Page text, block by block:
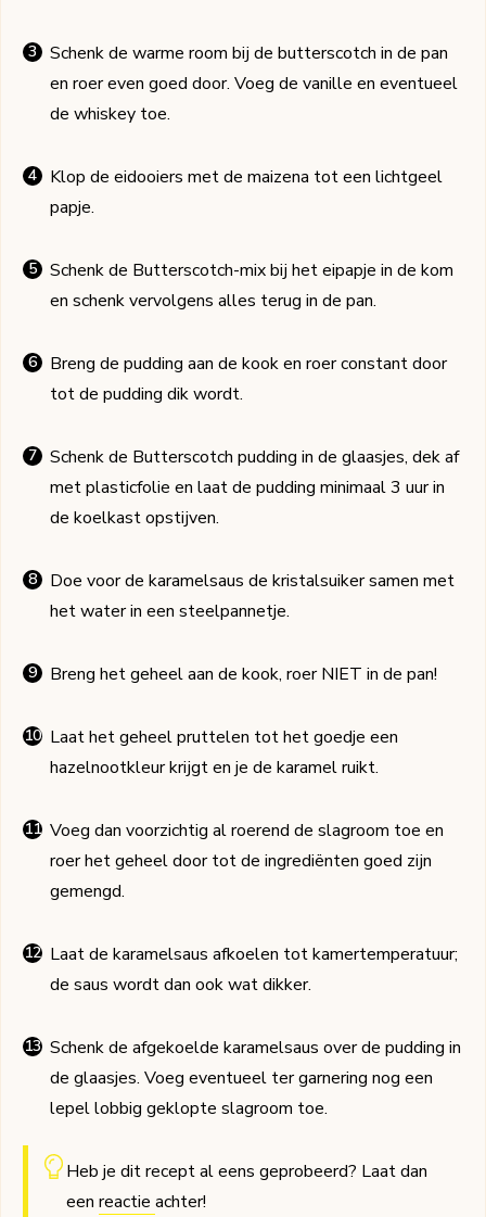
Schenk de warme room bij de butterscotch in de pan
en roer even goed door. Voeg de vanille en eventueel
de whiskey toe.
Klop de eidooiers met de maizena tot een lichtgeel
papje.
Schenk de Butterscotch-mix bij het eipapje in de kom
en schenk vervolgens alles terug in de pan.
Breng de pudding aan de kook en roer constant door
tot de pudding dik wordt.
Schenk de Butterscotch pudding in de glaasjes, dek af
met plasticfolie en laat de pudding minimaal 3 uur in
de koelkast opstijven.
Doe voor de karamelsaus de kristalsuiker samen met
het water in een steelpannetje.
Breng het geheel aan de kook, roer NIET in de pan!
Laat het geheel pruttelen tot het goedje een
hazelnootkleur krijgt en je de karamel ruikt.
Voeg dan voorzichtig al roerend de slagroom toe en
roer het geheel door tot de ingrediënten goed zijn
gemengd.
Laat de karamelsaus afkoelen tot kamertemperatuur;
de saus wordt dan ook wat dikker.
Schenk de afgekoelde karamelsaus over de pudding in
de glaasjes. Voeg eventueel ter garnering nog een
lepel lobbig geklopte slagroom toe.
Heb je dit recept al eens geprobeerd? Laat dan
een reactie achter!